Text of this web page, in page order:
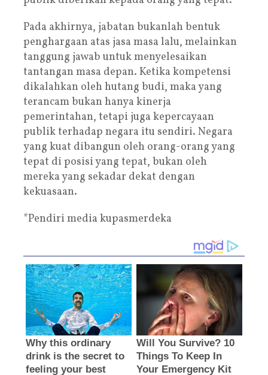
Pada akhirnya, jabatan bukanlah bentuk
penghargaan atas jasa masa lalu, melainkan
tanggung jawab untuk menyelesaikan
tantangan masa depan. Ketika kompetensi
dikalahkan oleh hutang budi, maka yang
terancam bukan hanya kinerja
pemerintahan, tetapi juga kepercayaan
publik terhadap negara itu sendiri. Negara
yang kuat dibangun oleh orang-orang yang
tepat di posisi yang tepat, bukan oleh
mereka yang sekadar dekat dengan
kekuasaan.
*Pendiri media kupasmerdeka